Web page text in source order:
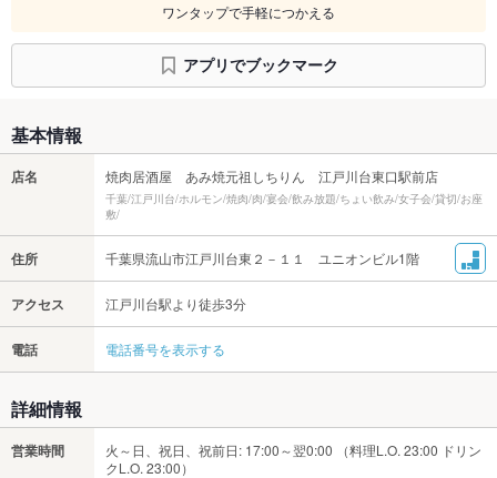
ワンタップで手軽につかえる
アプリでブックマーク
基本情報
店名 焼肉居酒屋 あみ焼元祖しちりん 江戸川台東口駅前店
千葉/江戸川台/ホルモン/焼肉/肉/宴会/飲み放題/ちょい飲み/女子会/貸切/お座
敷/
住所 千葉県流山市江戸川台東２－１１ ユニオンビル1階
アクセス 江戸川台駅より徒歩3分
電話 電話番号を表示する
詳細情報
営業時間
火～日、祝日、祝前日: 17:00～翌0:00 （料理L.O. 23:00 ドリン
クL.O. 23:00）